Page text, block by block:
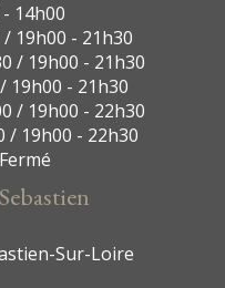
14h00
19h00 - 21h30
/ 19h00 - 21h30
19h00 - 21h30
/ 19h00 - 22h30
/ 19h00 - 22h30
Sur-Loire